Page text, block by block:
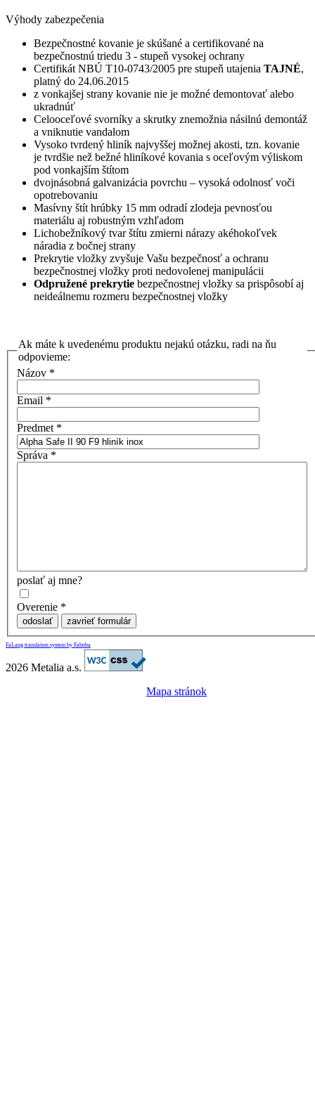
Výhody zabezpečenia
Bezpečnostné kovanie je skúšané a certifikované na
bezpečnostnú triedu 3 - stupeň vysokej ochrany
Certifikát NBÚ T10-0743/2005 pre stupeň utajenia TAJNÉ,
platný do 24.06.2015
z vonkajšej strany kovanie nie je možné demontovať alebo
ukradnúť
Celooceľové svorníky a skrutky znemožnia násilnú demontáž
a vniknutie vandalom
Vysoko tvrdený hliník najvyššej možnej akosti, tzn. kovanie
je tvrdšie než bežné hliníkové kovania s oceľovým výliskom
pod vonkajším štítom
dvojnásobná galvanizácia povrchu – vysoká odolnosť voči
opotrebovaniu
Masívny štít hrúbky 15 mm odradí zlodeja pevnosťou
materiálu aj robustným vzhľadom
Lichobežníkový tvar štítu zmierni nárazy akéhokoľvek
náradia z bočnej strany
Prekrytie vložky zvyšuje Vašu bezpečnosť a ochranu
bezpečnostnej vložky proti nedovolenej manipulácii
Odpružené prekrytie bezpečnostnej vložky sa prispôsobí aj
neideálnemu rozmeru bezpečnostnej vložky
Ak máte k uvedenému produktu nejakú otázku, radi na ňu
odpovieme:
Názov *
Email *
Predmet *
Správa *
poslať aj mne?
Overenie *
odoslať zavrieť formulár
FaLang translation system by Faboba
2026 Metalia a.s.
Mapa stránok